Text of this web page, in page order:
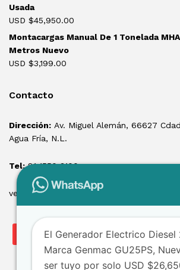
Usada
USD $45,950.00
Montacargas Manual De 1 Tonelada
Metros Nuevo
USD $3,199.00
Contacto
Dirección: Av. Miguel Alemán, 66627
Agua Fría, N.L.
Tel:81 1550 3100
ventas@losmontacargas.mx
El Generador Electrico Diesel
Marca Genmac GU25PS,
ser tuyo por solo USD